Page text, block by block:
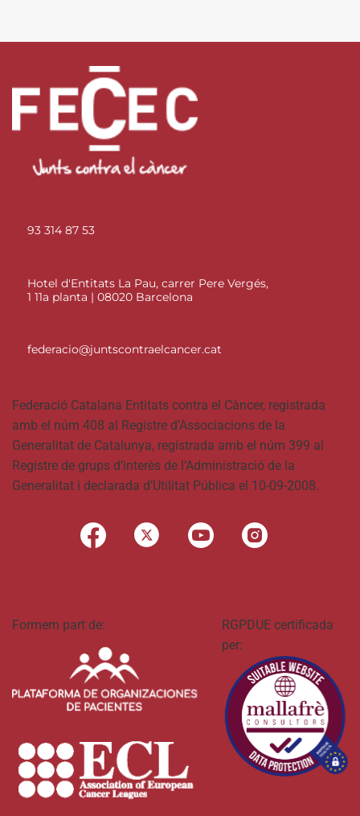
93 314 87 53
Hotel d'Entitats La Pau, carrer Pere Vergés,
1 11a planta | 08020 Barcelona
federacio@juntscontraelcancer.cat
Federació Catalana Entitats contra el Càncer, registrada
amb el núm 408 al Registre d’Associacions de la
Generalitat de Catalunya, registrada amb el núm 399 al
Registre de grups d’interès de l’Administració de la
Generalitat i declarada d’Utilitat Pública el 10-09-2008.
Formem part de:
RGPDUE certificada
per: